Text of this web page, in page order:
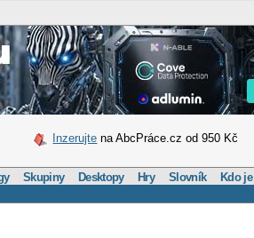
Inzerujte na AbcPráce.cz od 950 Kč
Skupiny Desktopy Hry Slovník Kdo je